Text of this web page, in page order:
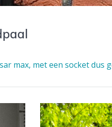
max, met een socket dus